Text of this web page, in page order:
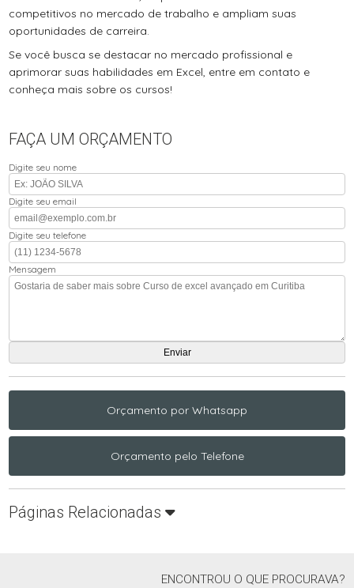
competitivos no mercado de trabalho e ampliam suas
oportunidades de carreira.
Se você busca se destacar no mercado profissional e
aprimorar suas habilidades em Excel, entre em contato e
conheça mais sobre os cursos!
FAÇA UM ORÇAMENTO
Digite seu nome
Digite seu email
Digite seu telefone
Mensagem
Orçamento por Whatsapp
Orçamento pelo Telefone
Páginas Relacionadas
ENCONTROU O QUE PROCURAVA?